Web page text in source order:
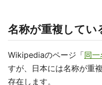
名称が重複してい
Wikipediaのページ「同
すが、日本には名称が重
存在します。